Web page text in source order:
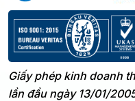
Giấy phép kinh doanh
lần đầu ngày 13/01/